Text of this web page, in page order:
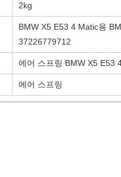
2kg
BMW X5 E53 4 Matic용
37226779712
에어 스프링 BMW X5 E53
에어 스프링